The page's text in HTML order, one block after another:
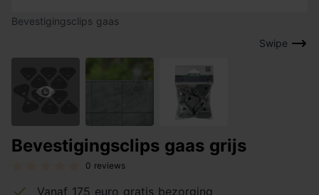
Swipe
Bevestigingsclips gaas
Bevestigingsclips gaas grijs
0 reviews
Vanaf 175 euro gratis bezorging